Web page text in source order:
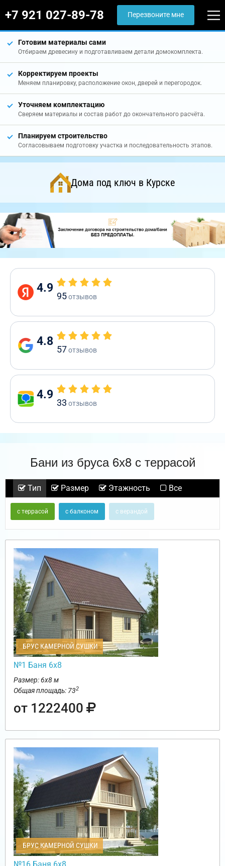
+7 921 027-89-78 Перезвоните мне
Готовим материалы сами
Отбираем древесину и подготавливаем детали домокомплекта.
Корректируем проекты
Меняем планировку, расположение окон, дверей и перегородок.
Уточняем комплектацию
Сверяем материалы и состав работ до окончательного расчёта.
Планируем строительство
Согласовываем подготовку участка и последовательность этапов.
Дома под ключ в Курске
4.9
95отзывов
4.8
57отзывов
4.9
33 отзывов
Бани из бруса 6х8 с террасой
Тип Размер Этажность Все
с террасой с балконом с верандой
БРУС КАМЕРНОЙ СУШКИ
№1 Баня 6х8
Размер: 6х8 м
Общая площадь: 732
от 1222400
БРУС КАМЕРНОЙ СУШКИ